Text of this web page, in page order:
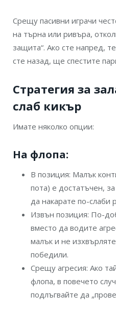
Срещу пасивни играчи
на търна или ривъра,
защита“. Ако сте напред,
сте назад, ще спестите
Стратегия за
слаб кикър
Имате няколко опции:
На флопа:
В позиция: Малък
пота) е достатъчен,
да накарате по-слаби
Извън позиция: По-
вместо да водите
малък и не
победили.
Срещу агресия: Ако
флопа, в повечето
подлъгвайте да